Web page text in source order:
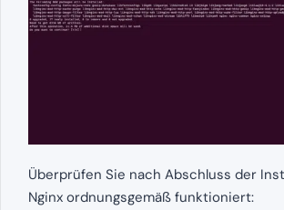
Überprüfen Sie nach Abschluss der
Nginx ordnungsgemäß funktioniert: